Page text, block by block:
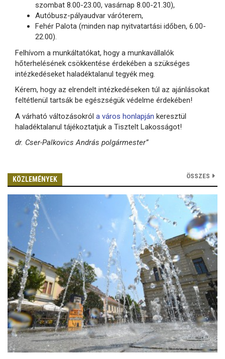
szombat 8.00-23.00, vasárnap 8.00-21.30),
Autóbusz-pályaudvar váróterem,
Fehér Palota (minden nap nyitvatartási időben, 6.00-
22.00).
Felhívom a munkáltatókat, hogy a munkavállalók
hőterhelésének csökkentése érdekében a szükséges
intézkedéseket haladéktalanul tegyék meg.
Kérem, hogy az elrendelt intézkedéseken túl az ajánlásokat
feltétlenül tartsák be egészségük védelme érdekében!
A várható változásokról a város honlapján keresztül
haladéktalanul tájékoztatjuk a Tisztelt Lakosságot!
dr. Cser-Palkovics András polgármester”
KÖZLEMÉNYEK ÖSSZES